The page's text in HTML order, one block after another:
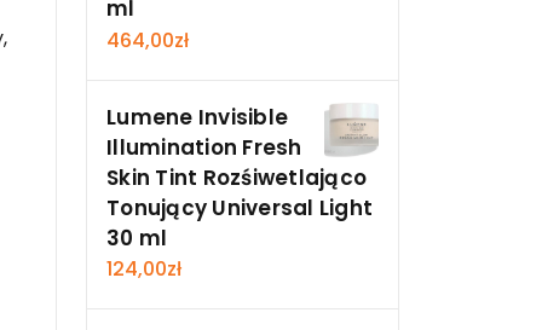
ml
464,00zł
Lumene Invisible
Illumination Fresh
Skin Tint Rozśiwetlająco
Tonujący Universal Light
30 ml
124,00zł